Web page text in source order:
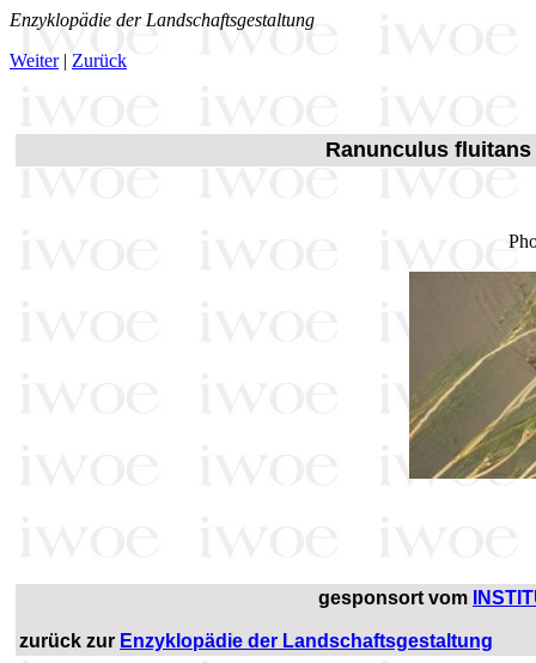
Enzyklopädie der Landschaftsgestaltung
Weiter| Zurück
Ranunculus fluitans
gesponsort vom
zurück zur Enzyklopädie der Landschaftsgestaltung